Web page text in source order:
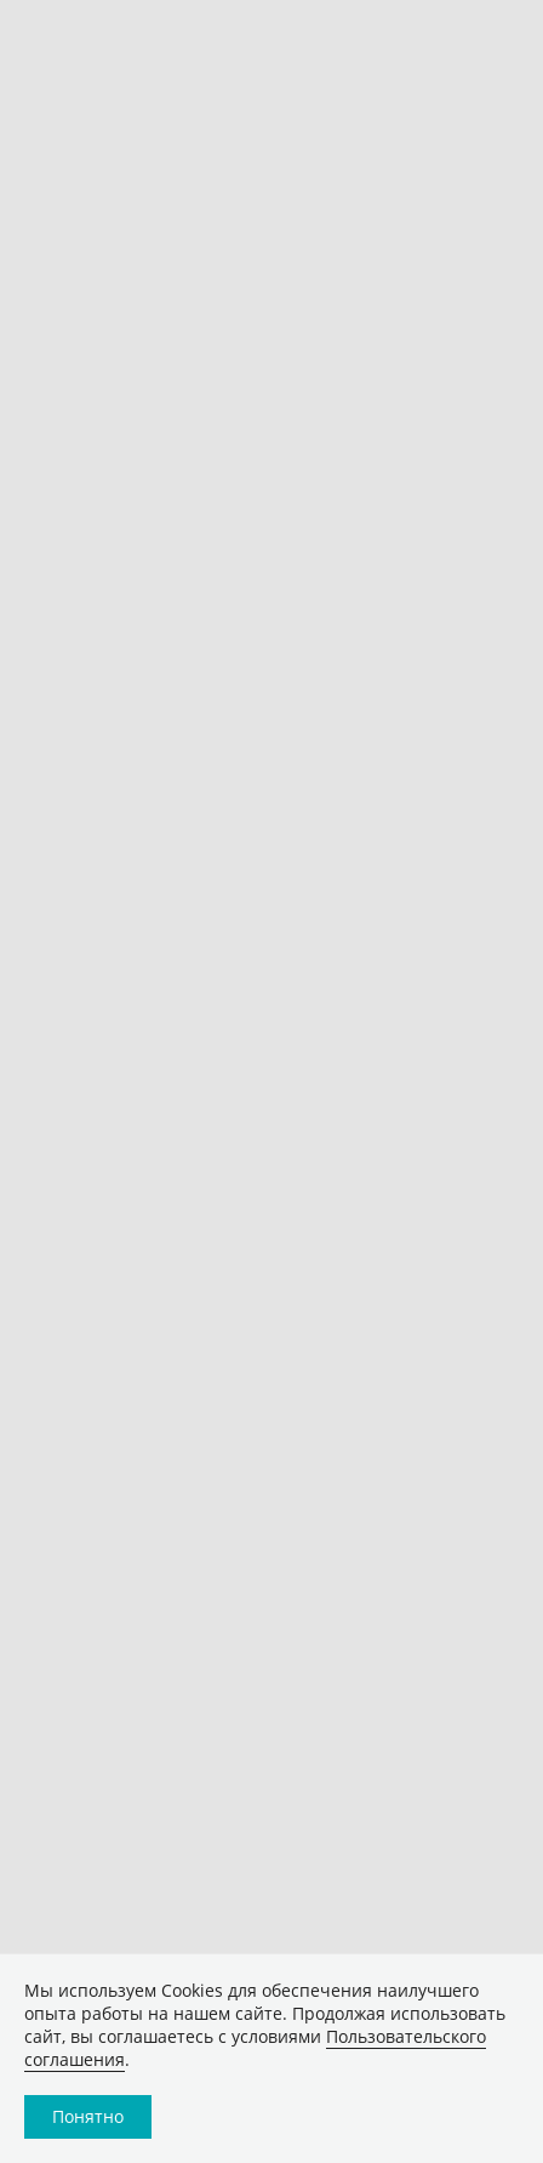
Мы используем Сookies для обеспечения наилучшего
опыта работы на нашем сайте. Продолжая использовать
сайт, вы соглашаетесь с условиями Пользовательского
соглашения.
Понятно